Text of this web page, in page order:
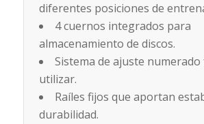
diferentes posiciones de
4 cuernos integrados para
almacenamiento de discos.
Sistema de ajuste numerado
utilizar.
Raíles fijos que aportan
durabilidad.